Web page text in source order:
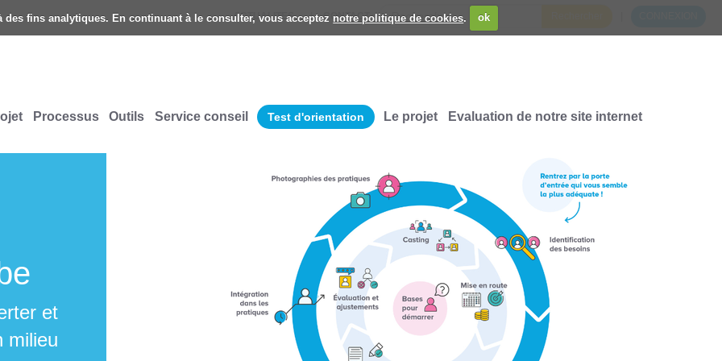
des fins analytiques. En continuant à le consulter, vous acceptez notre politique de cookies. ok
ACTUALITES CONTACT
CHERCHER PAR
Processus Outils Service conseil Test d'orientation Le projet Evaluation de notre site internet
et
milieu